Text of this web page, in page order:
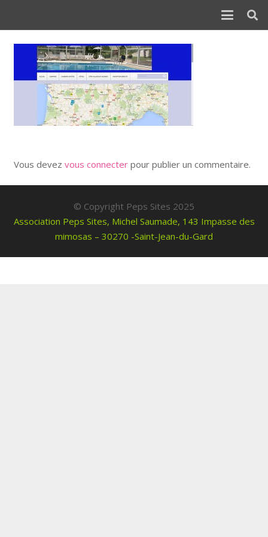
Vous devez vous connecterpour publier un commentaire.
© Copyright Peps Sites 2025
Association Peps Sites, Michel Saumade, 143 Impasse des
mimosas – 30270 -Saint-Jean-du-Gard